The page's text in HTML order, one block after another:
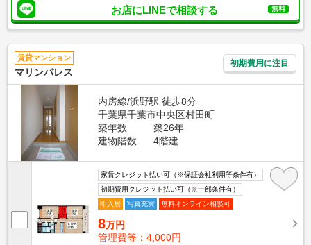
お店にLINEで相談する 無料
賃貸マンション
マリンパレス
初期費用に注目
内房線/浜野駅 徒歩8分
千葉県千葉市中央区村田町
築年数
築26年
建物階数
4階建
家賃クレジット払い可（※保証会社利用等条件有）
初期費用クレジット払い可（※一部条件有）
即入居
写真充実 無料オンライン相談可
8万円
管理費等：4,000円